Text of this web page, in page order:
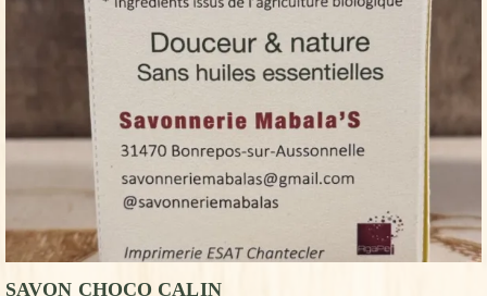
SAVON CHOCO CALIN